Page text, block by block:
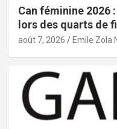
Can féminine 2026
lors des quarts de
août 7, 2026 Emile Zola